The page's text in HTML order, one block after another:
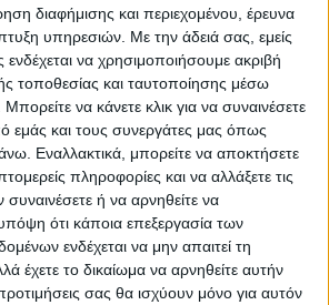
διαφήμισης και περιεχομένου, έρευνα
υπηρεσιών. Με την άδειά σας, εμείς
ενδέχεται να χρησιμοποιήσουμε ακριβή
τοποθεσίας και ταυτοποίησης μέσω
να κάνετε κλικ για να συναινέσετε
εμάς και τους συνεργάτες μας όπως
Εναλλακτικά, μπορείτε να αποκτήσετε
πληροφορίες και να αλλάξετε τις
συναινέσετε ή να αρνηθείτε να
ότι κάποια επεξεργασία των
ενδέχεται να μην απαιτεί τη
έχετε το δικαίωμα να αρνηθείτε αυτήν
σας θα ισχύουν μόνο για αυτόν
την εφημερίδα ΝΕΟΣ
στο Google News!
εξελίξεις στην περιοχή της
και ευρύτερα της Θεσσαλίας
ΕΠΟΜΕΝΟ ΑΡΘΡΟ
«Ενας ελέφαντας το κάτι
άλλο» από το ΚΔΑΠ
Τσιτσιμπίκου - Μπαρούτα